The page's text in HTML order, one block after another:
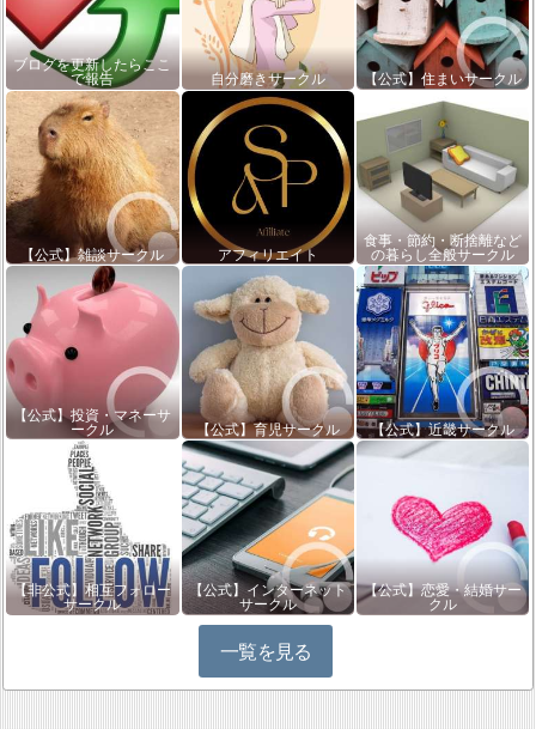
ブログを更新したらここ
で報告
自分磨きサークル 【公式】住まいサークル
【公式】雑談サークル アフィリエイト
食事・節約・断捨離など
の暮らし全般サークル
【公式】投資・マネーサ
ークル
【公式】育児サークル 【公式】近畿サークル
【非公式】相互フォロー
サークル
【公式】インターネット
サークル
【公式】恋愛・結婚サー
クル
一覧を見る